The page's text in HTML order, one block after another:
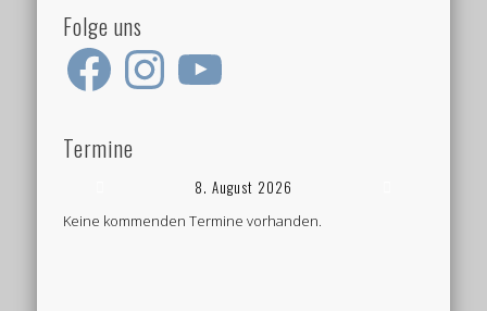
Folge uns
Facebook Instagram
Termine
8. August 2026
Keine kommenden Termine vorhanden.